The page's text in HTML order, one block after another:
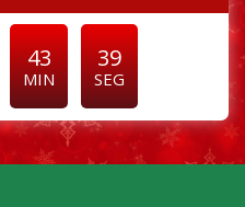
43
MIN
37
SEG